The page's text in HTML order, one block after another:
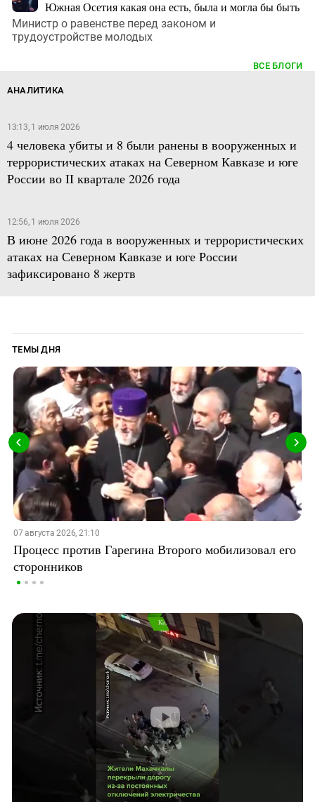
Южная Осетия какая она есть, была и могла бы быть
Министр о равенстве перед законом и
трудоустройстве молодых
ВСЕ БЛОГИ
АНАЛИТИКА
13:13, 1 июля 2026
4 человека убиты и 8 были ранены в вооруженных и
террористических атаках на Северном Кавказе и юге
России во II квартале 2026 года
12:56, 1 июля 2026
В июне 2026 года в вооруженных и террористических
атаках на Северном Кавказе и юге России
зафиксировано 8 жертв
ТЕМЫ ДНЯ
07 августа 2026, 21:10
Процесс против Гарегина Второго мобилизовал его
сторонников